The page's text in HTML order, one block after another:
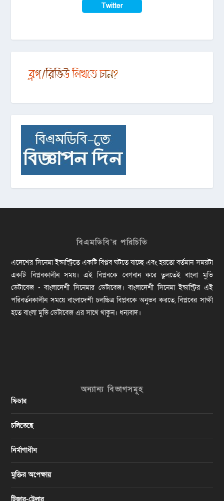
Twitter
বিএমডিবি’র পরিচিতি
এদেশের সিনেমা ইন্ডাস্ট্রিতে একটি বিপ্লব ঘটতে যাচ্ছে এবং হয়তো বর্তমান সময়টা
একটি বিপ্লবকালীন সময়। এই বিপ্লবকে বেগবান করে তুলতেই বাংলা মুভি
ডেটাবেজ - বাংলাদেশী সিনেমার ডেটাবেজ। বাংলাদেশী সিনেমা ইন্ডাস্ট্রির এই
পরিবর্তনকালীন সময়ে বাংলাদেশী চলচ্চিত্র বিপ্লবকে অনুভব করতে, বিপ্লবের সাক্ষী
হতে বাংলা মুভি ডেটাবেজ এর সাথে থাকুন। ধন্যবাদ।
অন্যান্য বিভাগসমূহ
ফিচার
চলিতেছে
নির্মাণাধীন
মুক্তির অপেক্ষায়